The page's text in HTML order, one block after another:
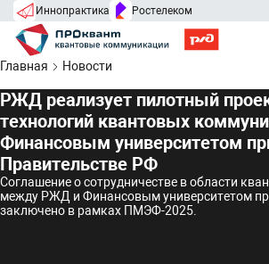
Иннопрактика Ростелеком
Главная Новости
РЖД реализует пилотный
технологий квантовых
Финансовым университетом
Правительстве РФ
Соглашение о сотрудничестве в области
между РЖД и Финансовым университетом
заключено в рамках ПМЭФ-2025.